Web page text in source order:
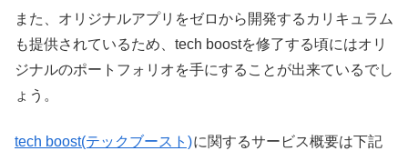
また、オリジナルアプリをゼロから開発するカリキュラム
も提供されているため、tech boostを修了する頃にはオリ
ジナルのポートフォリオを手にすることが出来ているでし
ょう。
tech boost(テックブースト)に関するサービス概要は下記